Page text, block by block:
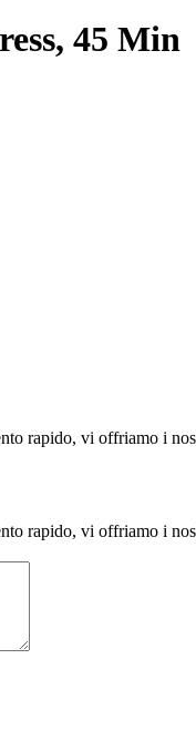
45 Min
rapido, vi offriamo i
rapido, vi offriamo i